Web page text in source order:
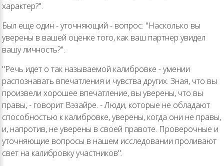
характер?".
Был еще один - уточняющий - вопрос: "Насколько вы
уверены в вашей оценке того, как ваш партнер увидел
вашу личность?".
"Речь идет о так называемой калибровке - умении
распознавать впечатления и чувства других. Зная, что вы
произвели хорошее впечатление, вы уверены, что вы
правы, - говорит Вэзайре. - Люди, которые не обладают
способностью к калибровке, уверены, когда они не правы,
и, напротив, не уверены в своей правоте. Проверочные и
уточняющие вопросы в нашем исследовании проливают
свет на калибровку участников".